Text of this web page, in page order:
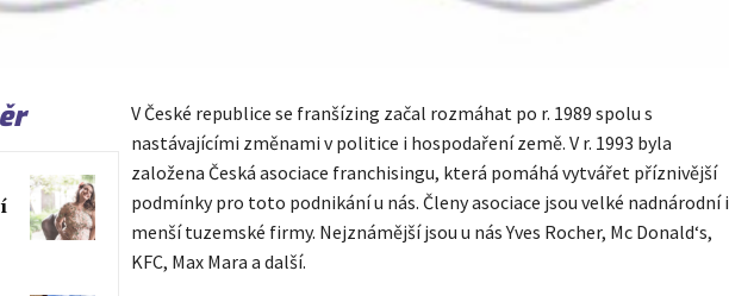
V České republice se franšízing začal rozmáhat po r. 1989 spolu s
nastávajícími změnami v politice i hospodaření země. V r. 1993 byla
založena Česká asociace franchisingu, která pomáhá vytvářet příznivější
podmínky pro toto podnikání u nás. Členy asociace jsou velké nadnárodní i
menší tuzemské firmy. Nejznámější jsou u nás Yves Rocher, Mc Donald‘s,
KFC, Max Mara a další.